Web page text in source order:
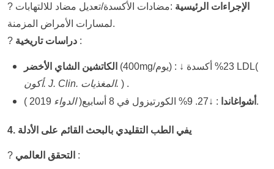
? الإجراءات الرئيسية :مضادات الأكسدة/تعديل مضاد للالتهابات
لمسارات الأمراض المزمنة.
? دراسات تاريخية :
الكاتشين الشاي الأخضر ( 400mg/يوم) : ↓ 23% أكسدة LDL(
أكون. J. Clin. المغذيات. ) .
أشواغاندا :
↓27.
9% الكورتيزول في 8 أسابيع (الدواء 2019 ).
4. يفي الطب التقليدي بالبحث القائم على الأدلة
? التحقق العالمي :